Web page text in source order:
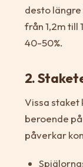
desto
från 1,2m till
40-50%.
2.
Vissa staket
beroende
påverkar